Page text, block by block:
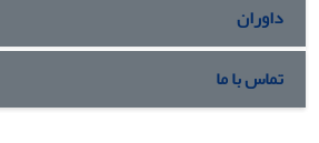
داوران
تماس با ما